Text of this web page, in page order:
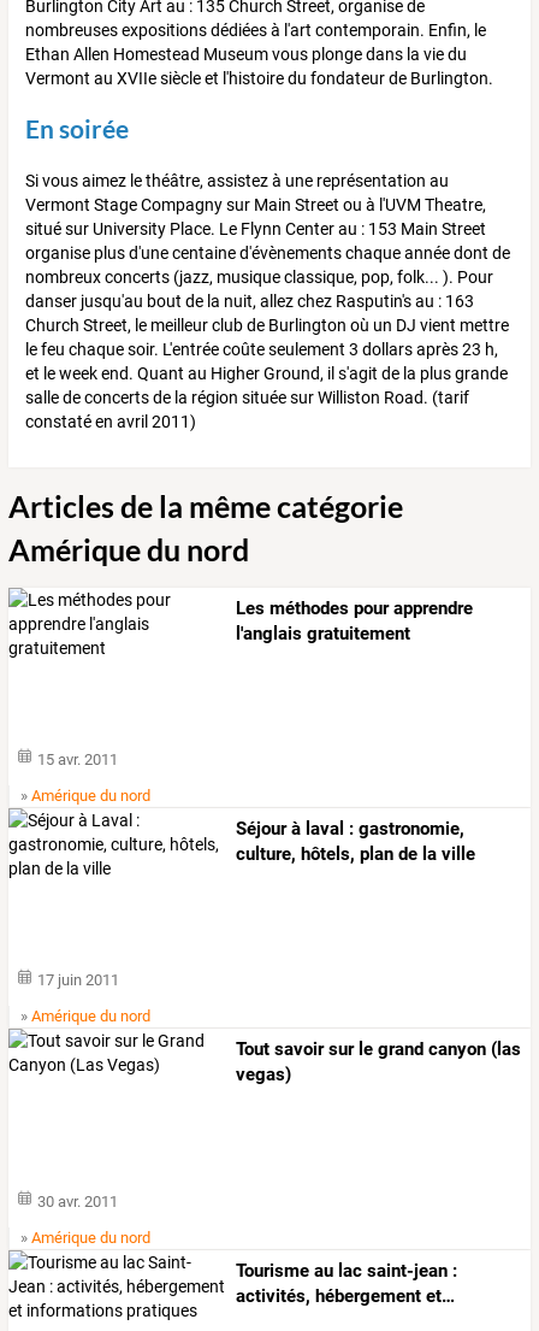
Burlington City Art au : 135 Church Street, organise de
nombreuses expositions dédiées à l'art contemporain. Enfin, le
Ethan Allen Homestead Museum vous plonge dans la vie du
Vermont au XVIIe siècle et l'histoire du fondateur de Burlington.
En soirée
Si vous aimez le théâtre, assistez à une représentation au
Vermont Stage Compagny sur Main Street ou à l'UVM Theatre,
situé sur University Place. Le Flynn Center au : 153 Main Street
organise plus d'une centaine d'évènements chaque année dont de
nombreux concerts (jazz, musique classique, pop, folk... ). Pour
danser jusqu'au bout de la nuit, allez chez Rasputin's au : 163
Church Street, le meilleur club de Burlington où un DJ vient mettre
le feu chaque soir. L'entrée coûte seulement 3 dollars après 23 h,
et le week end. Quant au Higher Ground, il s'agit de la plus grande
salle de concerts de la région située sur Williston Road. (tarif
constaté en avril 2011)
Articles de la même catégorie
Amérique du nord
Les méthodes pour apprendre
l'anglais gratuitement
15 avr. 2011
»Amérique du nord
Séjour à laval : gastronomie,
culture, hôtels, plan de la ville
17 juin 2011
»Amérique du nord
Tout savoir sur le grand canyon (las
vegas)
30 avr. 2011
»Amérique du nord
Tourisme au lac saint-jean :
activités, hébergement et…